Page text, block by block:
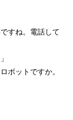
すね。電話して
ボットですか。